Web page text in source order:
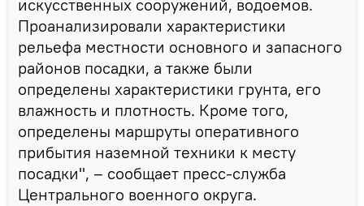
искусственных сооружений, водоемов.
Проанализировали характеристики
рельефа местности основного и запасного
районов посадки, а также были
определены характеристики грунта, его
влажность и плотность. Кроме того,
определены маршруты оперативного
прибытия наземной техники к месту
посадки", – сообщает пресс-служба
Центрального военного округа.